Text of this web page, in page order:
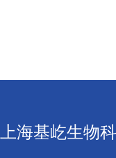
上海基屹生物